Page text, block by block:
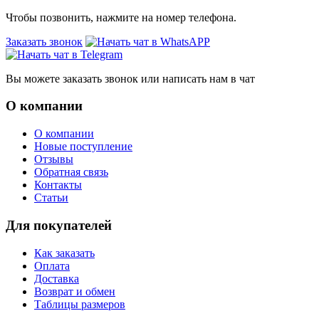
Чтобы позвонить, нажмите на номер телефона.
Заказать звонок
Вы можете заказать звонок или написать нам в чат
О компании
О компании
Новые поступление
Отзывы
Обратная связь
Контакты
Статьи
Для покупателей
Как заказать
Оплата
Доставка
Возврат и обмен
Таблицы размеров